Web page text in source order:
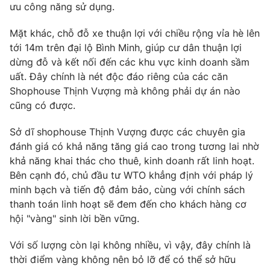
ưu công năng sử dụng.
Mặt khác, chỗ đỗ xe thuận lợi với chiều rộng vỉa hè lên
tới 14m trên đại lộ Bình Minh, giúp cư dân thuận lợi
dừng đỗ và kết nối đến các khu vực kinh doanh sầm
uất. Đây chính là nét độc đáo riêng của các căn
Shophouse Thịnh Vượng mà không phải dự án nào
cũng có được.
Sở dĩ shophouse Thịnh Vượng được các chuyên gia
đánh giá có khả năng tăng giá cao trong tương lai nhờ
khả năng khai thác cho thuê, kinh doanh rất linh hoạt.
Bên cạnh đó, chủ đầu tư WTO khẳng định với pháp lý
minh bạch và tiến độ đảm bảo, cùng với chính sách
thanh toán linh hoạt sẽ đem đến cho khách hàng cơ
hội "vàng" sinh lời bền vững.
Với số lượng còn lại không nhiều, vì vậy, đây chính là
thời điểm vàng không nên bỏ lỡ để có thể sở hữu